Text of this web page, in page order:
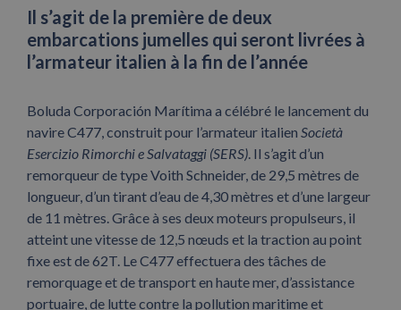
Il s’agit de la première de deux
embarcations jumelles qui seront livrées à
l’armateur italien à la fin de l’année
Boluda Corporación Marítima a célébré le lancement du
navire C477, construit pour l’armateur italien Società
Esercizio Rimorchi e Salvataggi (SERS). Il s’agit d’un
remorqueur de type Voith Schneider, de 29,5 mètres de
longueur, d’un tirant d’eau de 4,30 mètres et d’une largeur
de 11 mètres. Grâce à ses deux moteurs propulseurs, il
atteint une vitesse de 12,5 nœuds et la traction au point
fixe est de 62T. Le C477 effectuera des tâches de
remorquage et de transport en haute mer, d’assistance
portuaire, de lutte contre la pollution maritime et